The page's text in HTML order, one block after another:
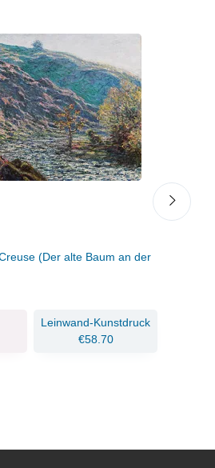
(Der alte Baum an der
Leinwand-Kunstdruck
€58.70